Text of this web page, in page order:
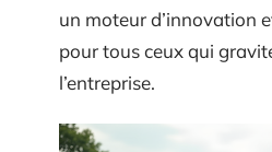
un moteur d’innovation
pour tous ceux qui
l’entreprise.